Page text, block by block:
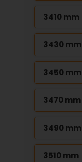
3410 mm
3430 mm
3450 mm
3470 mm
3490 mm
3510 mm